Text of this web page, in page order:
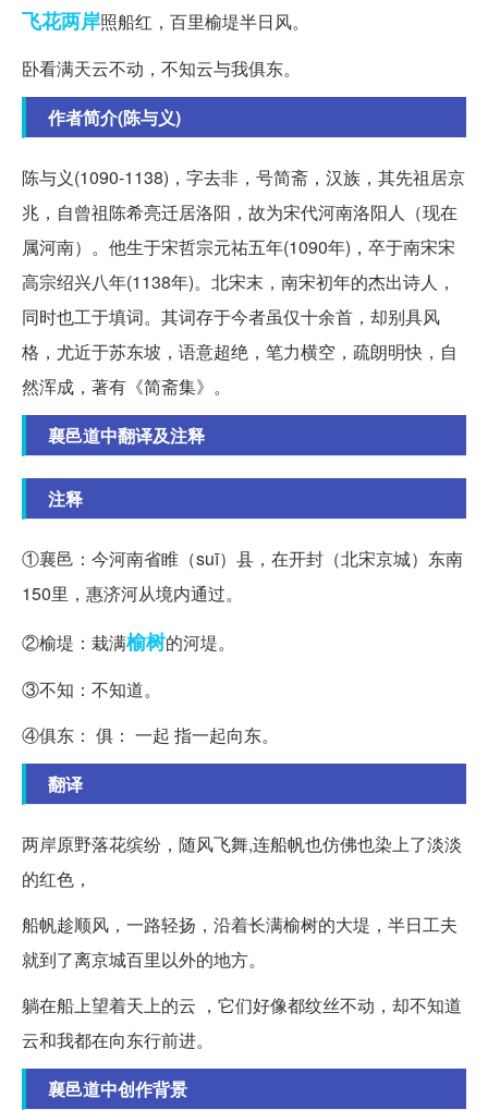
飞花两岸照船红，百里榆堤半日风。
卧看满天云不动，不知云与我俱东。
作者简介(陈与义)
陈与义(1090-1138)，字去非，号简斋，汉族，其先祖居京
兆，自曾祖陈希亮迁居洛阳，故为宋代河南洛阳人（现在
属河南）。他生于宋哲宗元祐五年(1090年)，卒于南宋宋
高宗绍兴八年(1138年)。北宋末，南宋初年的杰出诗人，
同时也工于填词。其词存于今者虽仅十余首，却别具风
格，尤近于苏东坡，语意超绝，笔力横空，疏朗明快，自
然浑成，著有《简斋集》。
襄邑道中翻译及注释
注释
①襄邑：今河南省睢（suī）县，在开封（北宋京城）东南
150里，惠济河从境内通过。
②榆堤：栽满榆树的河堤。
③不知：不知道。
④俱东： 俱： 一起 指一起向东。
翻译
两岸原野落花缤纷，随风飞舞,连船帆也仿佛也染上了淡淡
的红色，
船帆趁顺风，一路轻扬，沿着长满榆树的大堤，半日工夫
就到了离京城百里以外的地方。
躺在船上望着天上的云 ，它们好像都纹丝不动，却不知道
云和我都在向东行前进。
襄邑道中创作背景